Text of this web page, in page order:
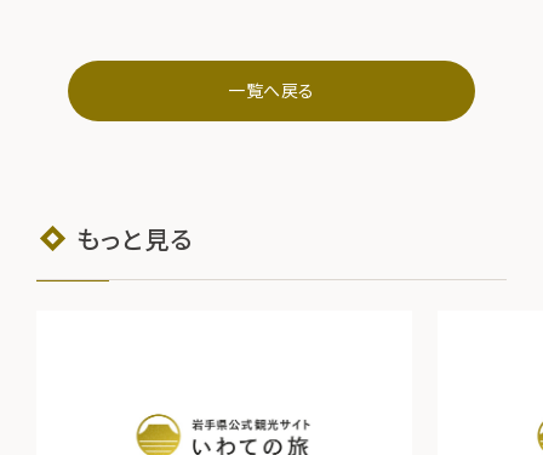
一覧へ戻る
もっと見る